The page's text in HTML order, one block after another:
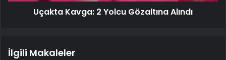
Uçakta Kavga: 2 Yolcu Gözaltına Alındı
İlgili Makaleler